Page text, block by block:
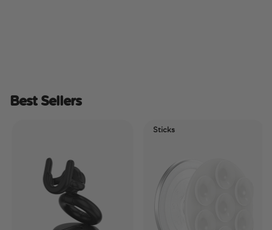
Best Sellers
Sticks